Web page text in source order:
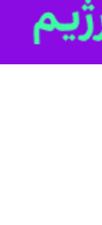
اشتهارد؛ عبور از
کرج - ایرنا - اشتهارد،